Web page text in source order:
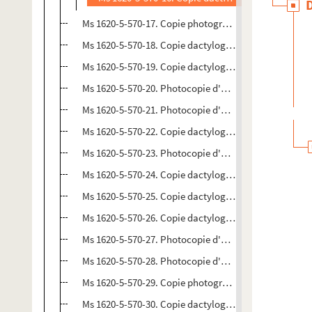
Ms 1620-5-570-17. Copie photographique d'une lettre
Ms 1620-5-570-18. Copie dactylographiée d'une
Ms 1620-5-570-19. Copie dactylographiée d'une
Ms 1620-5-570-20. Photocopie d'une lettre à une
Ms 1620-5-570-21. Photocopie d'une lettre à un
Ms 1620-5-570-22. Copie dactylographié d'une
Ms 1620-5-570-23. Photocopie d'une lettre à Pamela
Ms 1620-5-570-24. Copie dactylographiée d'une
Ms 1620-5-570-25. Copie dactylographiée d'une
Ms 1620-5-570-26. Copie dactylographiée d'une
Ms 1620-5-570-27. Photocopie d'une lettre à un
Ms 1620-5-570-28. Photocopie d'une lettre au
Ms 1620-5-570-29. Copie photographique d'une
Ms 1620-5-570-30. Copie dactylographiée d'une